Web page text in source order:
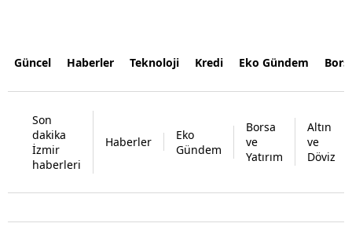
Güncel Haberler Teknoloji Kredi Eko Gündem
Son
dakika
İzmir
haberleri
Haberler
Eko
Gündem
Borsa
ve
Yatırım
Altın
ve
Döviz